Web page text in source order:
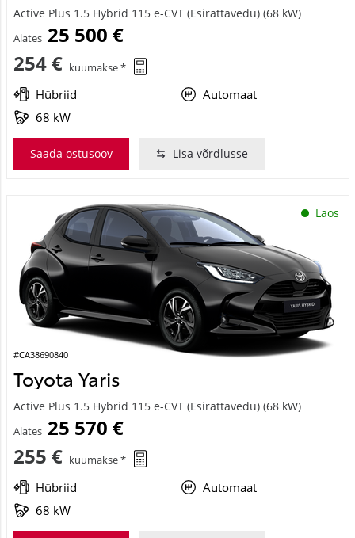
Active Plus 1.5 Hybrid 115 e-CVT (Esirattavedu) (68 kW)
Alates 25 500 €
254 € kuumakse *
Hübriid
Automaat
68 kW
Saada ostusoov Lisa võrdlusse
Laos
#CA38690840
Toyota Yaris
Active Plus 1.5 Hybrid 115 e-CVT (Esirattavedu) (68 kW)
Alates 25 570 €
255 € kuumakse *
Hübriid
Automaat
68 kW